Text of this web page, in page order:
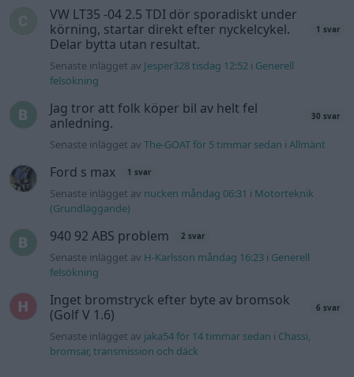
VW LT35 -04 2.5 TDI dör sporadiskt under
körning, startar direkt efter nyckelcykel.
Delar bytta utan resultat.
1 svar
Senaste inlägget av Jesper328 tisdag 12:52 i Generell
felsökning
Jag tror att folk köper bil av helt fel
anledning.
30 svar
Senaste inlägget avThe-GOAT för 5 timmar sedan iAllmänt
Ford s max 1 svar
Senaste inlägget av nucken måndag 06:31 i Motorteknik
(Grundläggande)
940 92 ABS problem 2 svar
Senaste inlägget av H-Karlsson måndag 16:23 i Generell
felsökning
Inget bromstryck efter byte av bromsok
(Golf V 1.6)
6 svar
Senaste inlägget av jaka54 för 14 timmar sedan i Chassi,
bromsar, transmission och däck